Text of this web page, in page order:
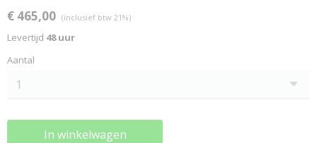
€ 465,00 (inclusief btw 21%)
Levertijd 48 uur
Aantal
In winkelwagen